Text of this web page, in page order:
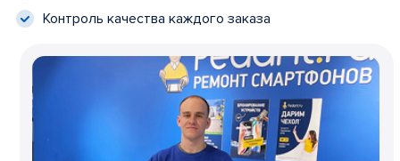
Контроль качества каждого заказа